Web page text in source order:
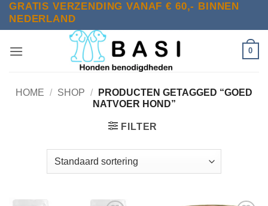
Ga
naar
GRATIS VERZENDING VANAF € 60,- BINNEN
NEDERLAND
0
HOME / SHOP /
PRODUCTEN GETAGGED “GOED
NATVOER HOND”
FILTER